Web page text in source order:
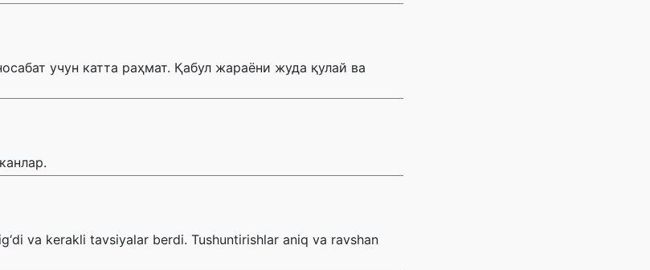
учун катта раҳмат. Қабул жараёни жуда қулай ва
va kerakli tavsiyalar berdi. Tushuntirishlar aniq va ravshan